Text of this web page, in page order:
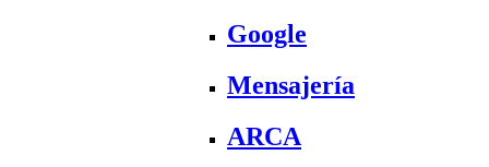
Google
Mensajería
ARCA